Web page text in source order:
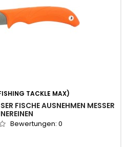
TACKLE MAX)
FISCHE AUSNEHMEN MESSER
Bewertungen: 0